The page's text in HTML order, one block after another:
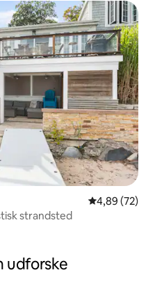
4,89 ud af 5 i
4,89 (72)
strandsted
udforske